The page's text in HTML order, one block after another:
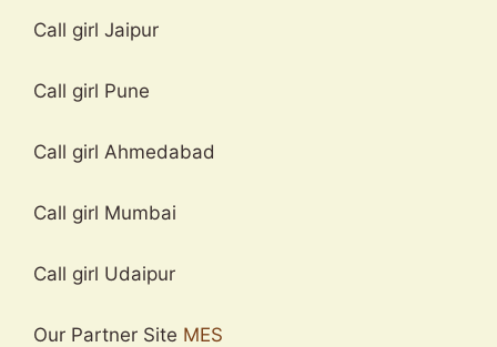
Call girl Jaipur
Call girl Pune
Call girl Ahmedabad
Call girl Mumbai
Call girl Udaipur
Our Partner Site MES